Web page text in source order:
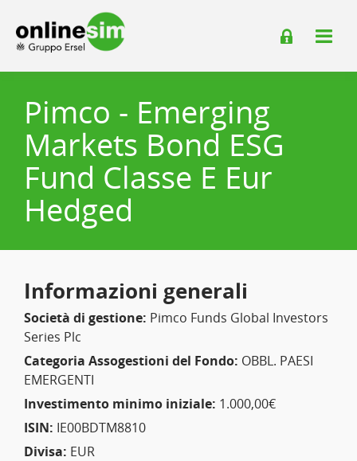
Pimco - Emerging
Markets Bond ESG
Fund Classe E Eur
Hedged
Informazioni generali
Società di gestione: Pimco Funds Global Investors
Series Plc
Categoria Assogestioni del Fondo: OBBL. PAESI
EMERGENTI
Investimento minimo iniziale: 1.000,00€
ISIN: IE00BDTM8810
Divisa: EUR